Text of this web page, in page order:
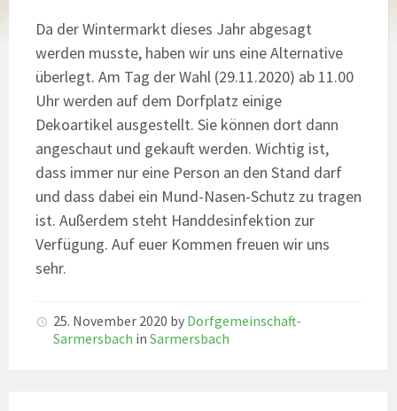
Da der Wintermarkt dieses Jahr abgesagt
werden musste, haben wir uns eine Alternative
überlegt. Am Tag der Wahl (29.11.2020) ab 11.00
Uhr werden auf dem Dorfplatz einige
Dekoartikel ausgestellt. Sie können dort dann
angeschaut und gekauft werden. Wichtig ist,
dass immer nur eine Person an den Stand darf
und dass dabei ein Mund-Nasen-Schutz zu tragen
ist. Außerdem steht Handdesinfektion zur
Verfügung. Auf euer Kommen freuen wir uns
sehr.
25. November 2020 by Dorfgemeinschaft-
Sarmersbach in Sarmersbach